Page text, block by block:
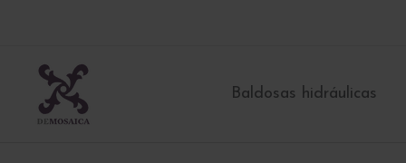
contenido
Baldosas hidráulicas